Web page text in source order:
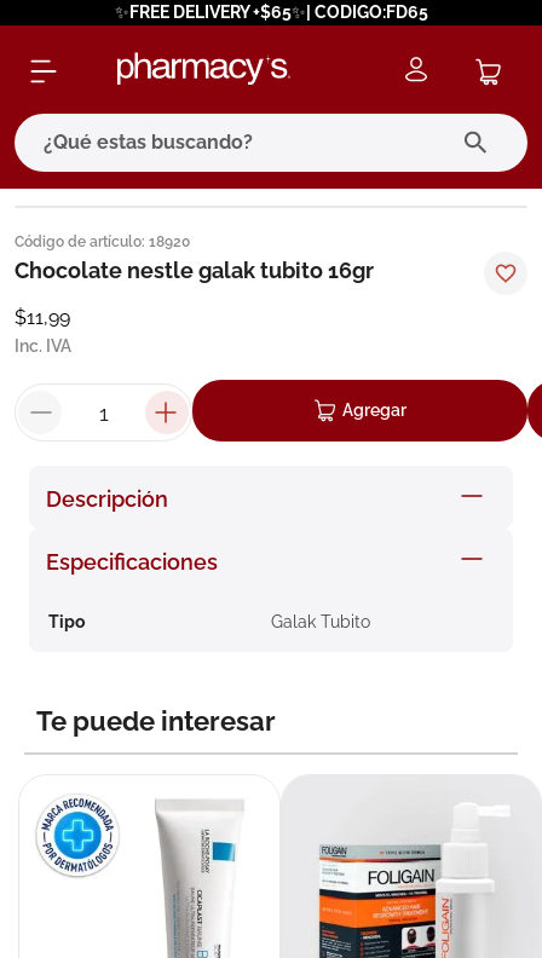
✨FREE DELIVERY +$65✨| CODIGO:FD65
¿Qué estas buscando?
Código de artículo: 18920
Chocolate nestle galak tubito 16gr
$11,99
Inc. IVA
Agregar
Descripción
Especificaciones
Tipo Galak Tubito
Te puede interesar
términos más buscados
1. eucerin
2.
3.
5. cerave
8. roche posay